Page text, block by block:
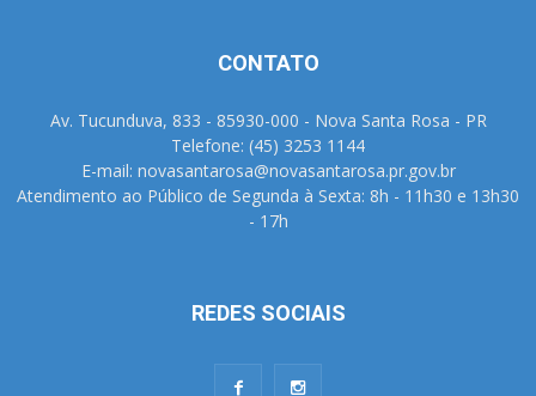
CONTATO
Av. Tucunduva, 833 - 85930-000 - Nova Santa Rosa - PR
Telefone: (45) 3253 1144
E-mail: novasantarosa@novasantarosa.pr.gov.br
Atendimento ao Público de Segunda à Sexta: 8h - 11h30 e 13h30
- 17h
REDES SOCIAIS